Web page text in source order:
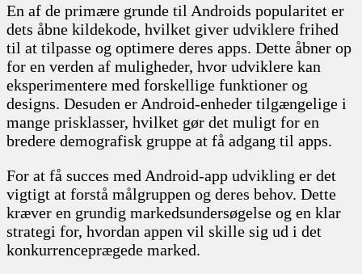
En af de primære grunde til Androids popularitet er
dets åbne kildekode, hvilket giver udviklere frihed
til at tilpasse og optimere deres apps. Dette åbner op
for en verden af muligheder, hvor udviklere kan
eksperimentere med forskellige funktioner og
designs. Desuden er Android-enheder tilgængelige i
mange prisklasser, hvilket gør det muligt for en
bredere demografisk gruppe at få adgang til apps.
For at få succes med Android-app udvikling er det
vigtigt at forstå målgruppen og deres behov. Dette
kræver en grundig markedsundersøgelse og en klar
strategi for, hvordan appen vil skille sig ud i det
konkurrenceprægede marked.